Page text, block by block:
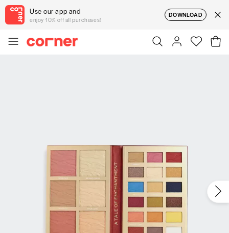
Use our app and
enjoy 10% off all purchases!
DOWNLOAD